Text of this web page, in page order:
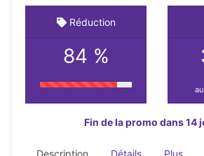
Réduction
84 %
Fin de la promo dans 14